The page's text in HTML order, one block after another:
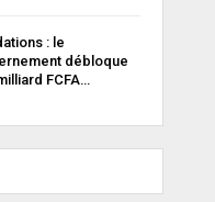
: le
débloque
FCFA…